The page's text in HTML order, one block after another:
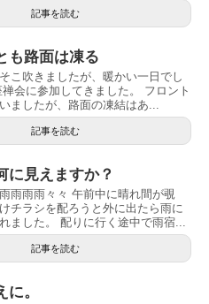
記事を読む
も路面は凍る
こ吹きましたが、暖かい一日でし
会に参加してきました。 フロント
ましたが、路面の凍結はあ...
記事を読む
に見えますか？
雨雨雨々々 午前中に晴れ間が覗
チラシを配ろうと外に出たら雨に
ました。 配りに行く途中で雨宿...
記事を読む
。